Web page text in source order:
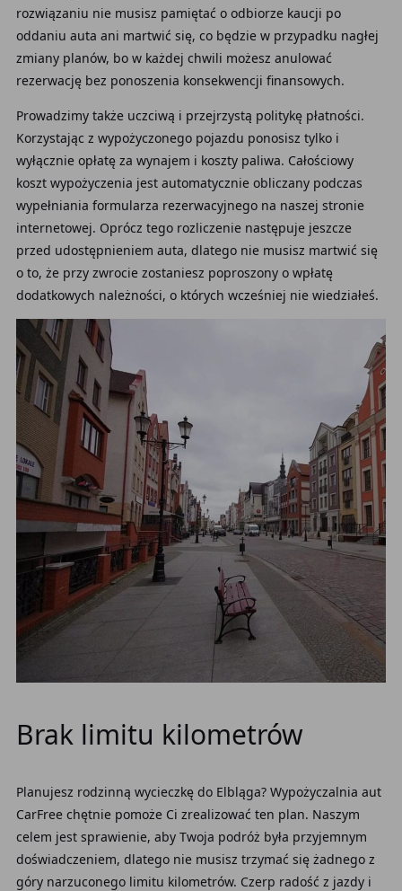
rozwiązaniu nie musisz pamiętać o odbiorze kaucji po
oddaniu auta ani martwić się, co będzie w przypadku nagłej
zmiany planów, bo w każdej chwili możesz anulować
rezerwację bez ponoszenia konsekwencji finansowych.
Prowadzimy także uczciwą i przejrzystą politykę płatności.
Korzystając z wypożyczonego pojazdu ponosisz tylko i
wyłącznie opłatę za wynajem i koszty paliwa. Całościowy
koszt wypożyczenia jest automatycznie obliczany podczas
wypełniania formularza rezerwacyjnego na naszej stronie
internetowej. Oprócz tego rozliczenie następuje jeszcze
przed udostępnieniem auta, dlatego nie musisz martwić się
o to, że przy zwrocie zostaniesz poproszony o wpłatę
dodatkowych należności, o których wcześniej nie wiedziałeś.
Brak limitu kilometrów
Planujesz rodzinną wycieczkę do Elbląga? Wypożyczalnia aut
CarFree chętnie pomoże Ci zrealizować ten plan. Naszym
celem jest sprawienie, aby Twoja podróż była przyjemnym
doświadczeniem, dlatego nie musisz trzymać się żadnego z
góry narzuconego limitu kilometrów. Czerp radość z jazdy i